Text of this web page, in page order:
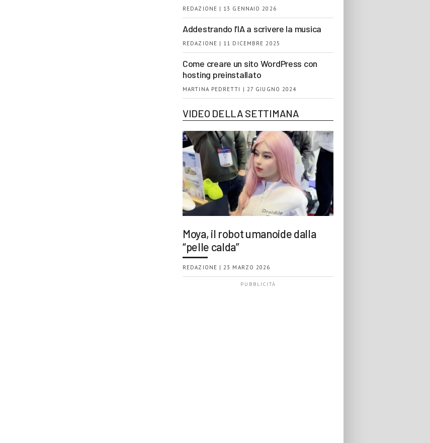
REDAZIONE | 13 GENNAIO 2026
Addestrando l’IA a scrivere la musica
REDAZIONE | 11 DICEMBRE 2025
Come creare un sito WordPress con
hosting preinstallato
MARTINA PEDRETTI | 27 GIUGNO 2024
VIDEO DELLA SETTIMANA
Moya, il robot umanoide dalla
“pelle calda”
REDAZIONE | 23 MARZO 2026